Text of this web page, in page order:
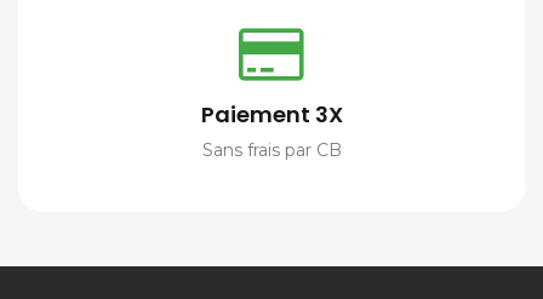
Paiement 3X
Sans frais par CB